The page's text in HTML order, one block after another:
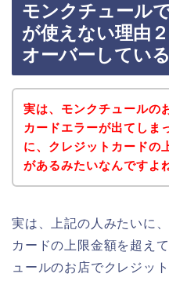
モンクチュール
が使えない理由
オーバーしている
実は、モンクチュールの
カードエラーが出てしま
に、クレジットカードの
があるみたいなんですよ
実は、上記の人みたいに
カードの上限金額を超え
ュールのお店でクレジッ